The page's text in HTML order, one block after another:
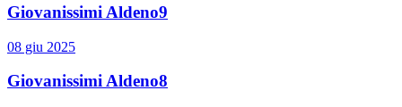
Giovanissimi Aldeno9
08 giu 2025
Giovanissimi Aldeno8